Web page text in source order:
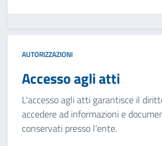
AUTORIZZAZIONI
Accesso agli atti
L'accesso agli atti garantisce il
accedere ad informazioni e
conservati presso l'ente.